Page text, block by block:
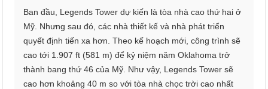
Ban đầu, Legends Tower dự kiến là tòa nhà cao thứ hai ở
Mỹ. Nhưng sau đó, các nhà thiết kế và nhà phát triển
quyết định tiến xa hơn. Theo kế hoạch mới, công trình sẽ
cao tới 1.907 ft (581 m) để kỷ niệm năm Oklahoma trở
thành bang thứ 46 của Mỹ. Như vậy, Legends Tower sẽ
cao hơn khoảng 40 m so với tòa nhà chọc trời cao nhất